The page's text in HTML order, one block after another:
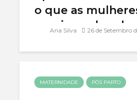
o que as
precisam de saber
Ana Silva 26 de Setembro
MATERNIDADE PÓS PARTO